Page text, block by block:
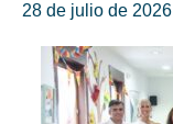
28 de julio de 2026